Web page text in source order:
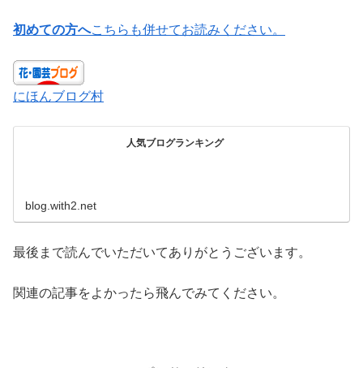
初めての方へこちらも併せてお読みください。
にほんブログ村
人気ブログランキング
blog.with2.net
最後まで読んでいただいてありがとうございます。
関連の記事をよかったら飛んでみてください。